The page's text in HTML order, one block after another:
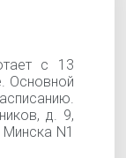
с 13
Основной
д. 9,
N1